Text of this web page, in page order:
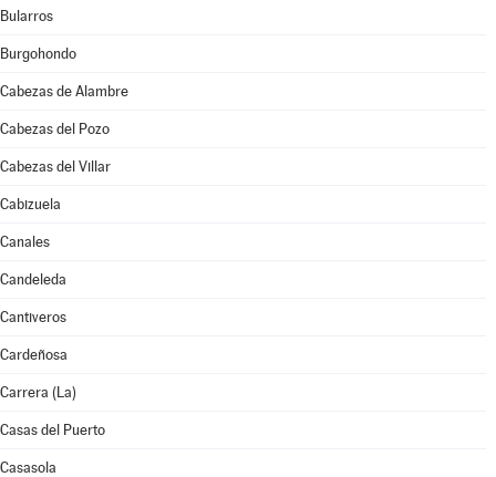
Bularros
Burgohondo
Cabezas de Alambre
Cabezas del Pozo
Cabezas del Villar
Cabizuela
Canales
Candeleda
Cantiveros
Cardeñosa
Carrera (La)
Casas del Puerto
Casasola